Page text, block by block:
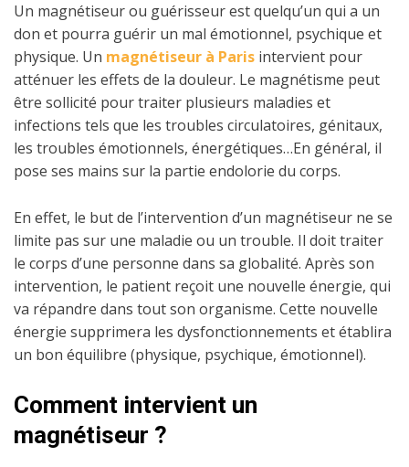
Un magnétiseur ou guérisseur est quelqu’un qui a un
don et pourra guérir un mal émotionnel, psychique et
physique. Un magnétiseur à Paris intervient pour
atténuer les effets de la douleur. Le magnétisme peut
être sollicité pour traiter plusieurs maladies et
infections tels que les troubles circulatoires, génitaux,
les troubles émotionnels, énergétiques…En général, il
pose ses mains sur la partie endolorie du corps.
En effet, le but de l’intervention d’un magnétiseur ne se
limite pas sur une maladie ou un trouble. Il doit traiter
le corps d’une personne dans sa globalité. Après son
intervention, le patient reçoit une nouvelle énergie, qui
va répandre dans tout son organisme. Cette nouvelle
énergie supprimera les dysfonctionnements et établira
un bon équilibre (physique, psychique, émotionnel).
Comment intervient un
magnétiseur ?